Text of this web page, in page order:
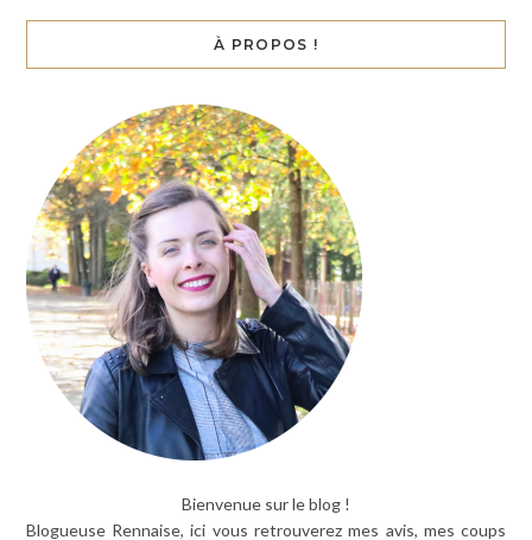
À PROPOS !
Bienvenue sur le blog !
Blogueuse Rennaise, ici vous retrouverez mes avis, mes coups